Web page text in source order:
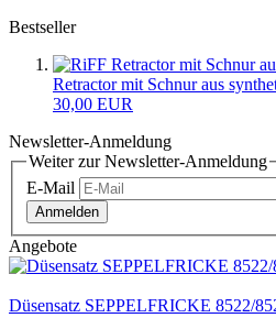
Bestseller
Retractor mit Schnur aus
30,00 EUR
Newsletter-Anmeldung
Weiter zur Newsletter-Anmeldung
E-Mail
Anmelden
Angebote
Düsensatz SEPPELFRICKE 8522/